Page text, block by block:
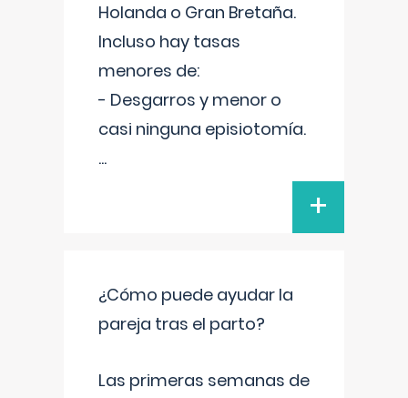
Holanda o Gran Bretaña.
Incluso hay tasas
menores de:
- Desgarros y menor o
casi ninguna episiotomía.
...
+
¿Cómo puede ayudar la
pareja tras el parto?
Las primeras semanas de